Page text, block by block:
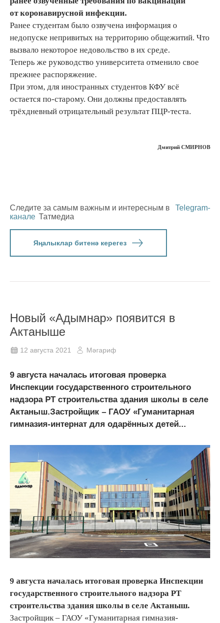
от коронавирусной инфекции.
Ранее студентам было озвучена информация о
недопуске непривитых на территорию общежитий. Что
вызвало некоторое недовольство в их среде.
Теперь же руководство университета отменило свое
прежнее распоряжение.
При этом, для иностранных студентов КФУ всё
остается по-старому. Они должны предоставлять
трёхдневный отрицательный результат ПЦР-теста.
Дмитрий СМИРНОВ
Следите за самым важным и интересным в
Telegram-
канале Татмедиа
Яңалыклар битенә керегез
Новый «Адымнар» появится в
Актаныше
12 августа 2021 Мәгариф
9 августа началась итоговая проверка
Инспекции государственного строительного
надзора РТ строительства здания школы в селе
Актаныш.Застройщик – ГАОУ «Гуманитарная
гимназия-интернат для одарённых детей...
9 августа началась итоговая проверка Инспекции
государственного строительного надзора РТ
строительства здания школы в селе Актаныш.
Застройщик – ГАОУ «Гуманитарная гимназия-